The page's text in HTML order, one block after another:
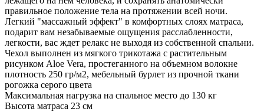
правильное положение тела на протяжении всей ночи.
Легкий "массажный эффект" в комфортных слоях матраса,
подарит вам незабываемые ощущения расслабленности,
легкости, вас ждет релакс не выходя из собственной спальни.
Чехол выполнен из мягкого трикотажа с растительным
рисунком Aloe Vera, простеганного на объемном волокне
плотность 250 гр/м2, мебельный бурлет из прочной ткани
рогожка серого цвета
Максимальная нагрузка на спальное место до 130 кг
Высота матраса 23 см